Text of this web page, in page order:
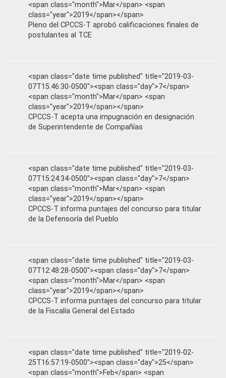
<span class="month">Mar</span> <span
class="year">2019</span></span>
Pleno del CPCCS-T aprobó calificaciones finales de
postulantes al TCE
<span class="date time published" title="2019-03-
07T15:46:30-0500"><span class="day">7</span>
<span class="month">Mar</span> <span
class="year">2019</span></span>
CPCCS-T acepta una impugnación en designación
de Superintendente de Compañías
<span class="date time published" title="2019-03-
07T15:24:34-0500"><span class="day">7</span>
<span class="month">Mar</span> <span
class="year">2019</span></span>
CPCCS-T informa puntajes del concurso para titular
de la Defensoría del Pueblo
<span class="date time published" title="2019-03-
07T12:48:28-0500"><span class="day">7</span>
<span class="month">Mar</span> <span
class="year">2019</span></span>
CPCCS-T informa puntajes del concurso para titular
de la Fiscalía General del Estado
<span class="date time published" title="2019-02-
25T16:57:19-0500"><span class="day">25</span>
<span class="month">Feb</span> <span